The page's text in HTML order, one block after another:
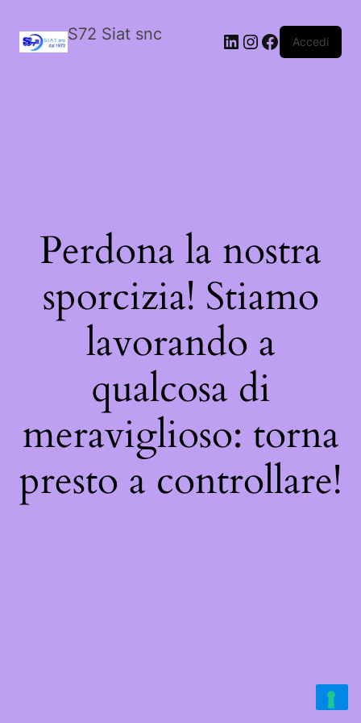
S72 Siat snc LinkedIn
Instagram
Facebook
Accedi
Perdona la nostra
sporcizia! Stiamo
lavorando a
qualcosa di
meraviglioso: torna
presto a controllare!